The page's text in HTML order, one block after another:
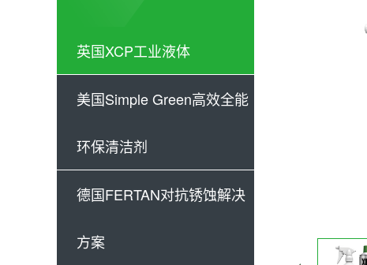
英国XCP工业液体
美国Simple Green高效全能
环保清洁剂
德国FERTAN对抗锈蚀解决
方案